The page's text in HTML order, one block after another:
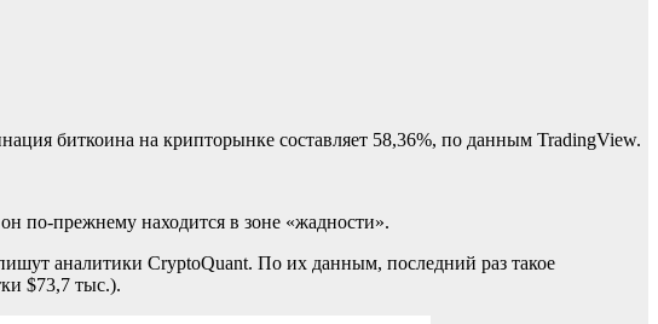
биткоина на крипторынке составляет 58,36%, по данным TradingView.
по-прежнему находится в зоне «жадности».
аналитики CryptoQuant. По их данным, последний раз такое
$73,7 тыс.).